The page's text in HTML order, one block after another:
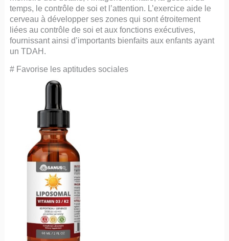
temps, le contrôle de soi et l’attention. L’exercice aide le
cerveau à développer ses zones qui sont étroitement
liées au contrôle de soi et aux fonctions exécutives,
fournissant ainsi d’importants bienfaits aux enfants ayant
un TDAH.
# Favorise les aptitudes sociales